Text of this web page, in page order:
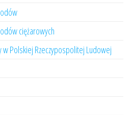
ciężarowych
w Polskiej Rzeczypospolitej Ludowej